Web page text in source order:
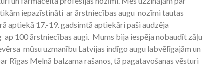
iepazīstināti ar ārstniecības augu nozīmi tautas
aptiekā 17.-19. gadsimtā aptiekāri paši audzēja
100 ārstniecības augi. Mums bija iespēja nobaudīt zāļu
mūsu uzmanību Latvijas indīgo augu labvēlīgajām un
Rīgas Melnā balzama rašanos, tā pagatavošanas vēsturi